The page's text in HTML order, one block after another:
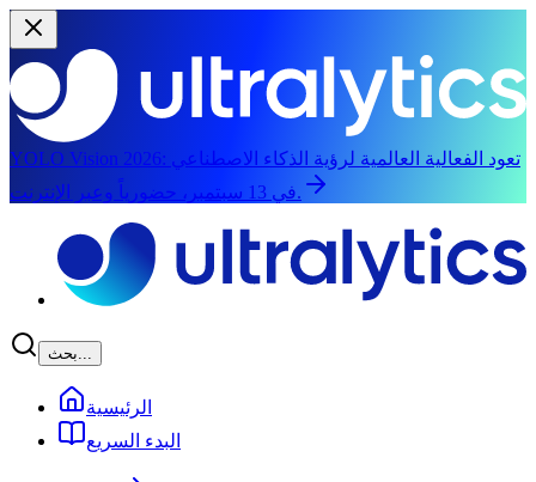
YOLO Vision 2026: تعود الفعالية العالمية لرؤية الذكاء الاصطناعي
في 13 سبتمبر، حضورياً وعبر الإنترنت.
بحث...
الرئيسية
البدء السريع